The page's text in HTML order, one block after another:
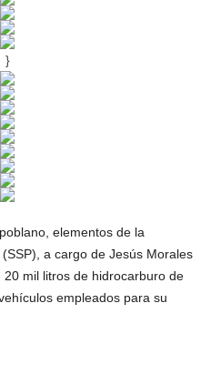
}
elementos de la
a cargo de Jesús Morales
mil litros de hidrocarburo de
empleados para su